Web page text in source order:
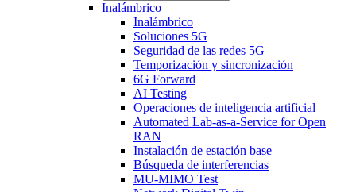
Inalámbrico
Inalámbrico
Soluciones 5G
Seguridad de las redes 5G
Temporización y sincronización
6G Forward
AI Testing
Operaciones de inteligencia artificial
Automated Lab-as-a-Service for Open
RAN
Instalación de estación base
Búsqueda de interferencias
MU-MIMO Test